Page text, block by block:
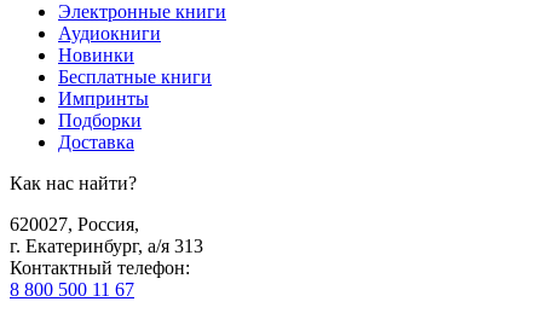
Электронные книги
Аудиокниги
Новинки
Бесплатные книги
Импринты
Подборки
Доставка
Как нас найти?
620027, Россия,
г. Екатеринбург, а/я 313
Контактный телефон:
8 800 500 11 67